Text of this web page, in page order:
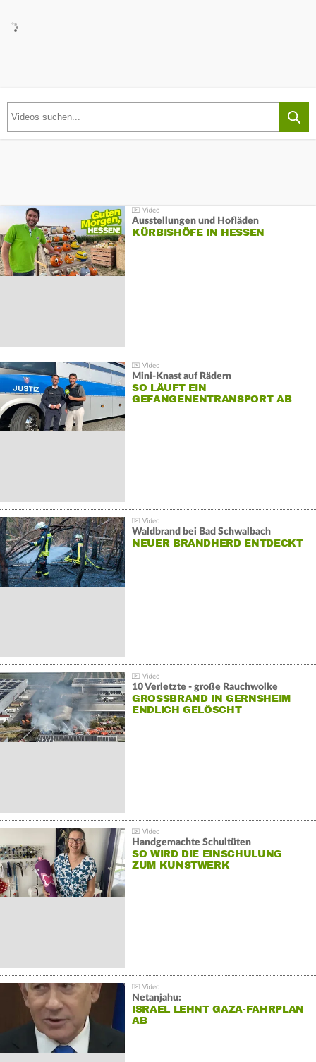
Ausstellungen und Hofläden
KÜRBISHÖFE IN HESSEN
Mini-Knast auf Rädern
SO LÄUFT EIN
GEFANGENENTRANSPORT AB
Waldbrand bei Bad Schwalbach
NEUER BRANDHERD ENTDECKT
10 Verletzte - große Rauchwolke
GROSSBRAND IN GERNSHEIM E
NDLICH GELÖSCHT
Handgemachte Schultüten
SO WIRD DIE EINSCHULUNG
ZUM KUNSTWERK
Netanjahu:
ISRAEL LEHNT GAZA-FAHRPLAN
AB